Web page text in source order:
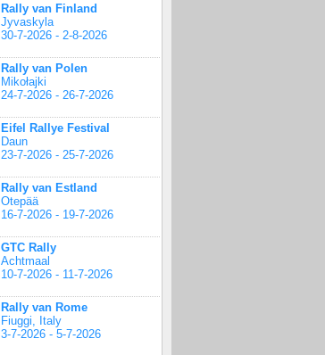
Rally van Finland
Jyvaskyla
30-7-2026 - 2-8-2026
Rally van Polen
Mikołajki
24-7-2026 - 26-7-2026
Eifel Rallye Festival
Daun
23-7-2026 - 25-7-2026
Rally van Estland
Otepää
16-7-2026 - 19-7-2026
GTC Rally
Achtmaal
10-7-2026 - 11-7-2026
Rally van Rome
Fiuggi, Italy
3-7-2026 - 5-7-2026